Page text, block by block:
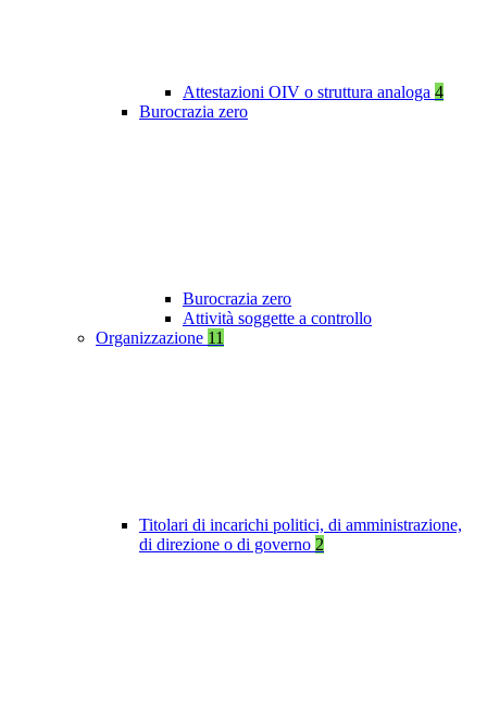
Attestazioni OIV o struttura analoga 4
Burocrazia zero
Burocrazia zero
Attività soggette a controllo
Organizzazione 11
Titolari di incarichi politici, di amministrazione,
di direzione o di governo 2